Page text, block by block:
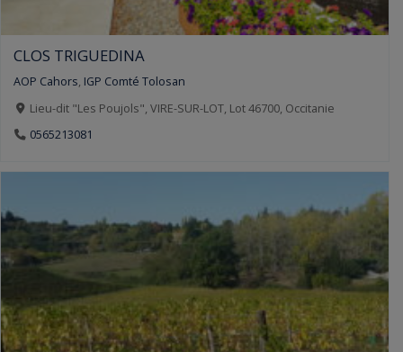
CLOS TRIGUEDINA
AOP Cahors, IGP Comté Tolosan
Lieu-dit "Les Poujols", VIRE-SUR-LOT, Lot 46700, Occitanie
0565213081